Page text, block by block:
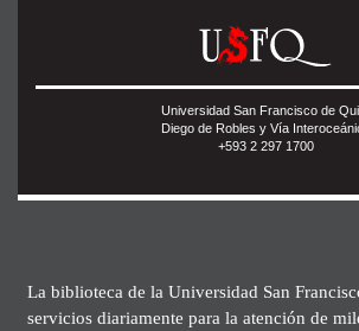
Universidad San Francisco de
Diego de Robles y Vía
+593 2 297 1700
La biblioteca de la Universidad San
servicios diariamente para la atención de